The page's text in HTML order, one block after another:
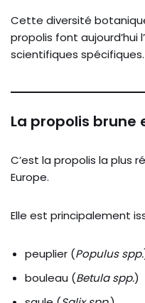
Cette diversité
propolis font aujourd’hui
scientifiques spécifiques.
La propolis brune
C’est la propolis la plus
Europe.
Elle est principalement
peuplier (Populus spp.
bouleau (Betula spp.)